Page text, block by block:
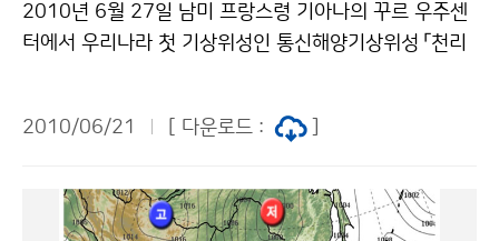
문의 강원지방기상청 남궁지연 033-650-0343기상청
이(가) 창작한 폭염퀴즈참여로 재해예방을 저작물은 "공
수 있습니다.
2010년 6월 27일 남미 프랑스령 기아나의 꾸르 우주센
터에서 우리나라 첫 기상위성인 통신해양기상위성 「천리
예보 및 방재 분야에서 다양하게 활용될 것으로 기대된다.
가 크게 향상된다는 점에서 주목된다. 과거에는 외국 위성
자료가 30분 단위로 제공되었으나 천리안은 15분 이내
2010/06/21 [ 다운로드 :